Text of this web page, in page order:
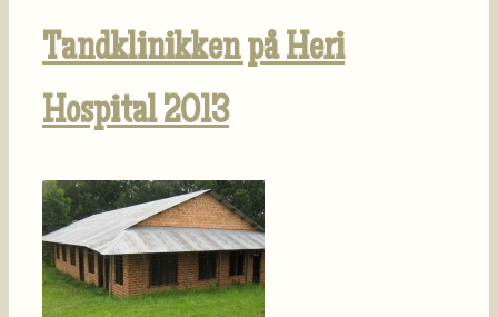
Tandklinikken på Heri
Hospital 2013